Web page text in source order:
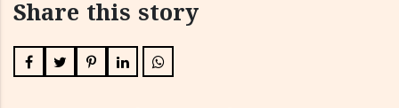
Share this story